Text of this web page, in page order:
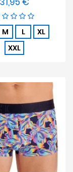
M L
XL
XXL